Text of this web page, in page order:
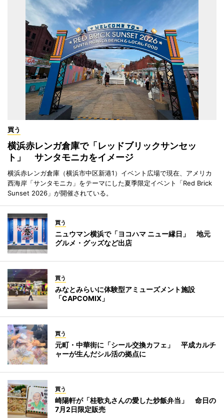
買う
横浜赤レンガ倉庫で「レッドブリックサンセッ
ト」 サンタモニカをイメージ
横浜赤レンガ倉庫（横浜市中区新港1）イベント広場で現在、アメリカ
西海岸「サンタモニカ」をテーマにした夏季限定イベント「Red Brick
Sunset 2026」が開催されている。
買う
ニュウマン横浜で「ヨコハマ ニュー縁日」 地元
グルメ・グッズなど出店
買う
みなとみらいに体験型アミューズメント施設
「CAPCOMIX」
買う
元町・中華街に「シール交換カフェ」 平成カルチ
ャーが生んだシル活の拠点に
買う
崎陽軒が「桂歌丸さんの愛した炒飯弁当」 命日の
7月2日限定販売